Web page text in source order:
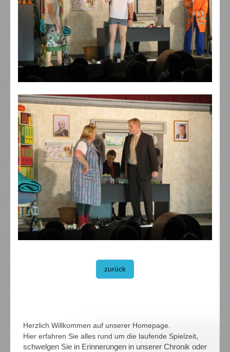
zurück
Herzlich Willkommen auf unserer Homepage.
Hier erfahren Sie alles rund um die laufende Spielzeit,
schwelgen Sie in Erinnerungen in unserer Chronik oder